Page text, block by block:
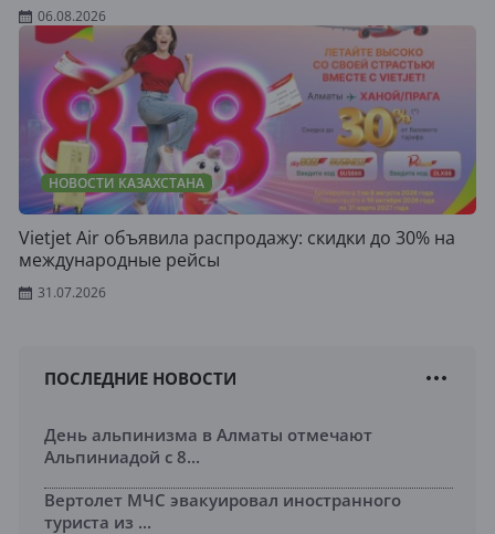
06.08.2026
НОВОСТИ КАЗАХСТАНА
Vietjet Air объявила распродажу: скидки до 30% на
международные рейсы
31.07.2026
ПОСЛЕДНИЕ НОВОСТИ
День альпинизма в Алматы отмечают
Альпиниадой с 8...
Вертолет МЧС эвакуировал иностранного
туриста из ...